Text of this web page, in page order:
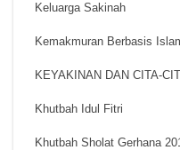
Keluarga Sakinah
Kemakmuran Berbasis
KEYAKINAN DAN CITA-
Khutbah Idul Fitri
Khutbah Sholat Gerhana